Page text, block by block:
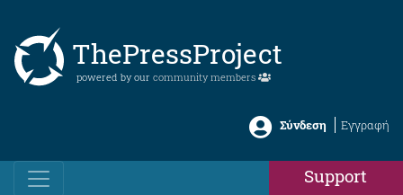
ThePressProject
powered by our community members
Σύνδεση Εγγραφή
Support